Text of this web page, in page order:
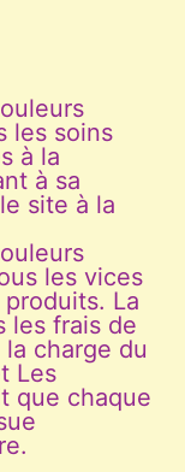
les soins
à la
à sa
site à la
les vices
La
les frais de
charge du
Les
que chaque